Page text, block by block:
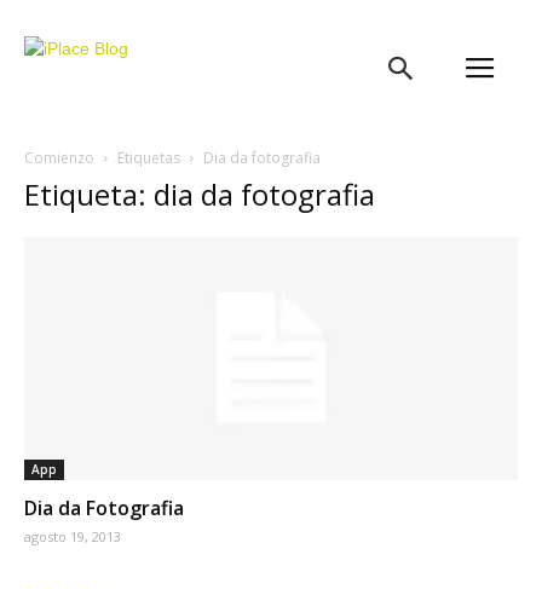
Comienzo Etiquetas Dia da fotografia
Etiqueta: dia da fotografia
App
Dia da Fotografia
agosto 19, 2013